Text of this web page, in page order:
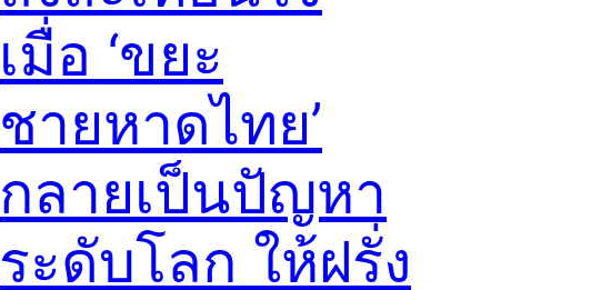
เมื่อ ‘ขยะ
ชายหาดไทย’
กลายเป็นปัญหา
ระดับโลก ให้ฝรั่ง